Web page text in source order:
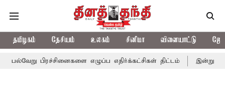
தமிழகம் தேசியம் உலகம் சினிமா விளையாட்டு
எழுப்ப எதிர்க்கட்சிகள் திட்டம் இன்று